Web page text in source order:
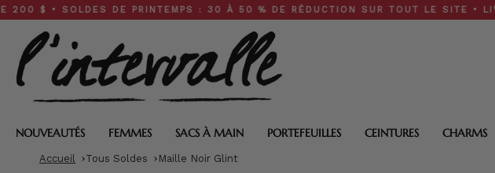
Skip
to
content
DE PRINTEMPS : 30 À 50 % DE RÉDUCTION SUR TOUT LE SITE • LIVRAISON
NOUVEAUTÉS FEMMES SACS À MAIN PORTEFEUILLES CEINTURES CHARMS
Accueil Tous Soldes Maille Noir Glint